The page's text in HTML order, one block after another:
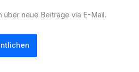
über neue Beiträge via E-Mail.